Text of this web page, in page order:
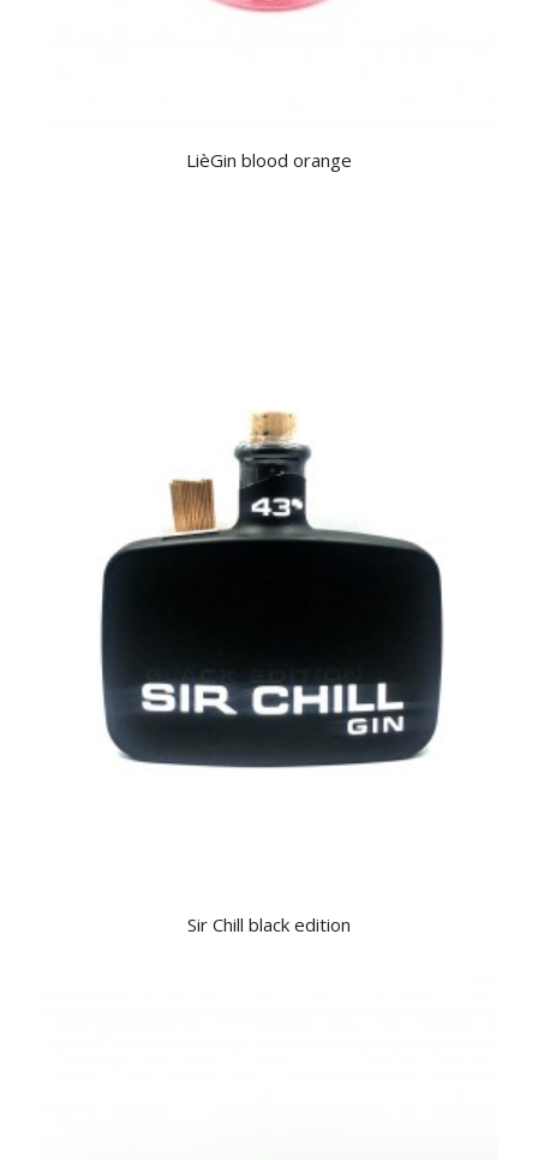
LièGin blood orange
Sir Chill black edition